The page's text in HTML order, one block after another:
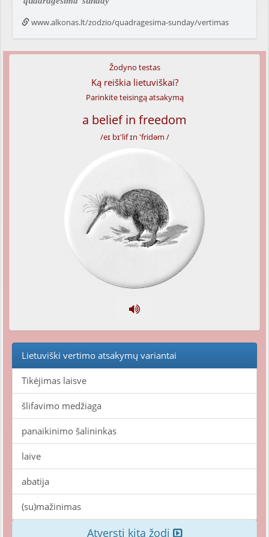
www.alkonas.lt/zodzio/quadragesima-sunday/vertimas
Žodyno testas
Ką reiškia lietuviškai?
Parinkite teisingą atsakymą
a belief in freedom
/eɪ bɪ'lif ɪn 'fridəm /
Lietuviški vertimo atsakymų variantai
Tikėjimas laisve
šlifavimo medžiaga
panaikinimo šalininkas
laive
abatija
(su)mažinimas
Atversti kitą žodį